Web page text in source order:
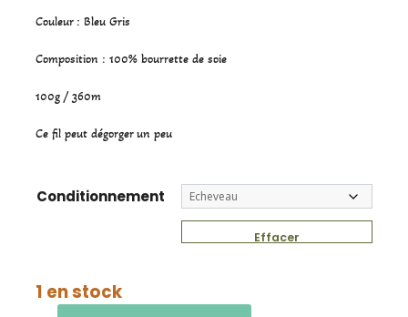
Couleur : Bleu Gris
Composition : 100% bourrette de soie
100g / 360m
Ce fil peut dégorger un peu
Conditionnement
Effacer
1 en stock